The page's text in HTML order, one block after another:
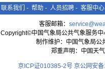
联系我们 - 帮助 - 人员招聘 - 客服中心
客服邮箱：
Copyright©中国气象局公共气象服务
制作维护：中国气象局公
郑重声明：中国天
京ICP证010385-2号 京公网安